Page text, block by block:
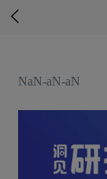

NaN-aN-aN